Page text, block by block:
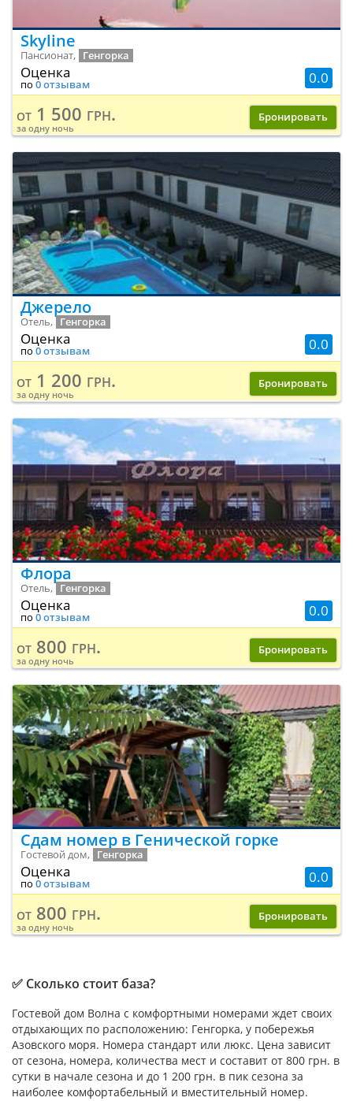
Skyline
Пансионат, Генгорка
0.0
Оценка
по 0 отзывам
от 1 500 грн.
за одну ночь
Бронировать
Джерело
Отель, Генгорка
0.0
Оценка
по 0 отзывам
от 1 200 грн.
за одну ночь
Бронировать
Флора
Отель, Генгорка
0.0
Оценка
по 0 отзывам
от 800 грн.
за одну ночь
Бронировать
Сдам номер в Генической горке
Гостевой дом, Генгорка
0.0
Оценка
по 0 отзывам
от 800 грн.
за одну ночь
Бронировать
✅ Сколько стоит база?
Гостевой дом Волна с комфортными номерами ждет своих
отдыхающих по расположению: Генгорка, у побережья
Азовского моря. Номера стандарт или люкс. Цена зависит
от сезона, номера, количества мест и составит от 800 грн. в
сутки в начале сезона и до 1 200 грн. в пик сезона за
наиболее комфортабельный и вместительный номер.